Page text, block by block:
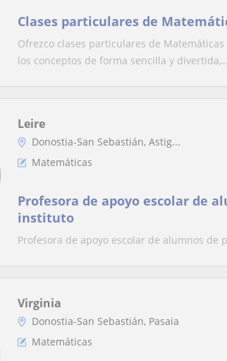
Clases particulares de
Ofrezco clases particulares de
los conceptos de forma sencilla y
Leire
Donostia-San Sebastián, Astig...
Matemáticas
Profesora de apoyo escolar de
instituto
Profesora de apoyo escolar de alumnos de
Virginia
Donostia-San Sebastián, Pasaia
Matemáticas